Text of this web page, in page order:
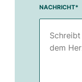
NACHRICHT*